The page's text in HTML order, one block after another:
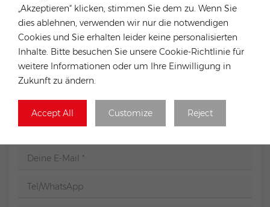
„Akzeptieren“ klicken, stimmen Sie dem zu. Wenn Sie
dies ablehnen, verwenden wir nur die notwendigen
Cookies und Sie erhalten leider keine personalisierten
Inhalte. Bitte besuchen Sie unsere Cookie-Richtlinie für
weitere Informationen oder um Ihre Einwilligung in
Zukunft zu ändern.
Accept All Customize Reject
EINE NACHRICHT HINTERLASSEN
Wenn Sie Kaufwünsche oder technische Probleme
haben, können Sie das folgende Formular ausfüllen und
wir werden uns so schnell wie möglich mit Ihnen in
Thema :